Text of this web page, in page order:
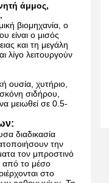
άμμος,
βιομηχανία, ο
είναι ο μισός
και τη μεγάλη
λίγο λειτουργούν
ουσία, χυτήριο,
σιδήρου,
μειωθεί σε 0.5-
διαδικασία
την
τον μπροστινό
από το μέσο
στο